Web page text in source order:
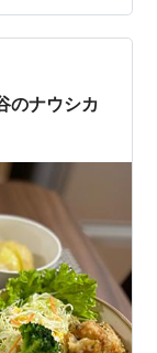
食べる前の写
たサラダが
お料理を眺
のナウシカ